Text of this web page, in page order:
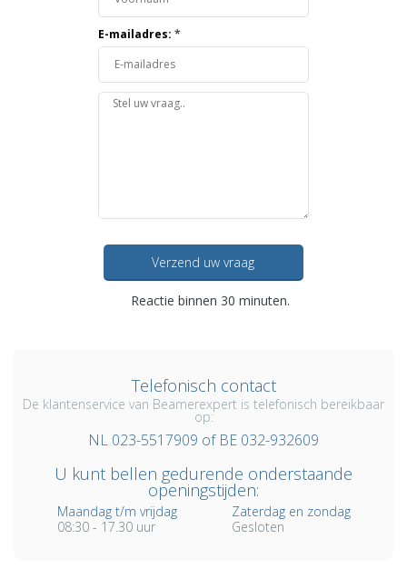
E-mailadres: *
Verzend uw vraag
Reactie binnen 30 minuten.
Telefonisch contact
De klantenservice van Beamerexpert is telefonisch bereikbaar
op:
NL 023-5517909 of BE 032-932609
U kunt bellen gedurende onderstaande
openingstijden:
Maandag t/m vrijdag
08:30 - 17.30 uur
Zaterdag en zondag
Gesloten